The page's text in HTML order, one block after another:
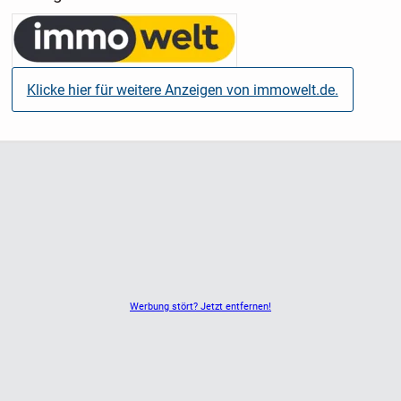
Bauphase wird voraussichtlich zwei Jahre betragen. Die
Wohnungen sind ideal sowohl für Selbstnutzer als auch für
Kapitalanleger, die von der attraktiven steuerlichen
Neubauabschreibung profitieren möchten. Durch die
halbstündige Zuganbindung an die Studentenstadt
Werbung stört? Jetzt entfernen!
Klicke hier für weitere Anzeigen von immowelt.de.